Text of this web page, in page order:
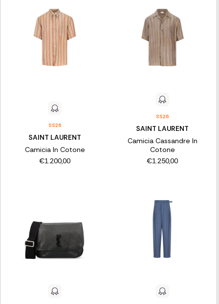
SS26
SAINT LAURENT
Camicia In Cotone
€1.200,00
SS26
SAINT LAURENT
Camicia Cassandre In
Cotone
€1.250,00